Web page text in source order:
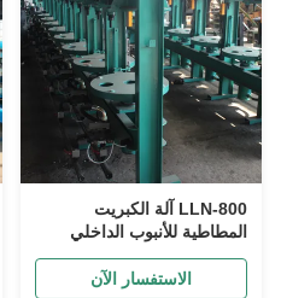
LLN-800 آلة الكبريت
المطاطية للأنبوب الداخلي
PLC آلة صنع إطارات
الدراجاتالاستفسار الآن